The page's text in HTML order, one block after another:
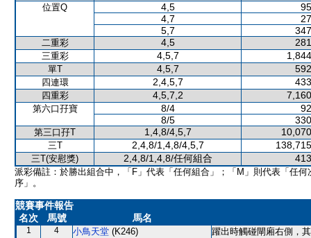
位置Q 4,5
4,7
5,7
二重彩 4,5
三重彩 4,5,7
單T 4,5,7
四連環 2,4,5,7
四重彩 4,5,7,2
第六口孖寶 8/4
8/5
第三口孖T 1,4,8/4,5,7
三T 2,4,8/1,4,8/4,5,7
三T(安慰獎) 2,4,8/1,4,8/任何組合
派彩備註：於勝出組合中，「F」代表「任何組合」；「M」則代表「任何
序」。
競賽事件報告
名次
馬號 馬名
1 4 小鳥天堂 (K246)
躍出時觸碰閘廂右側，